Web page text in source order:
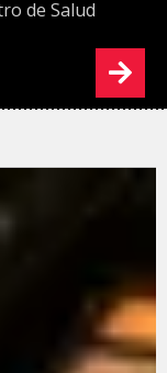
de Salud